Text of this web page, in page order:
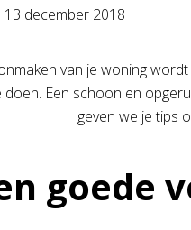
13 december 2018
van je woning
doen. Een schoon en
geven we je tips
goede